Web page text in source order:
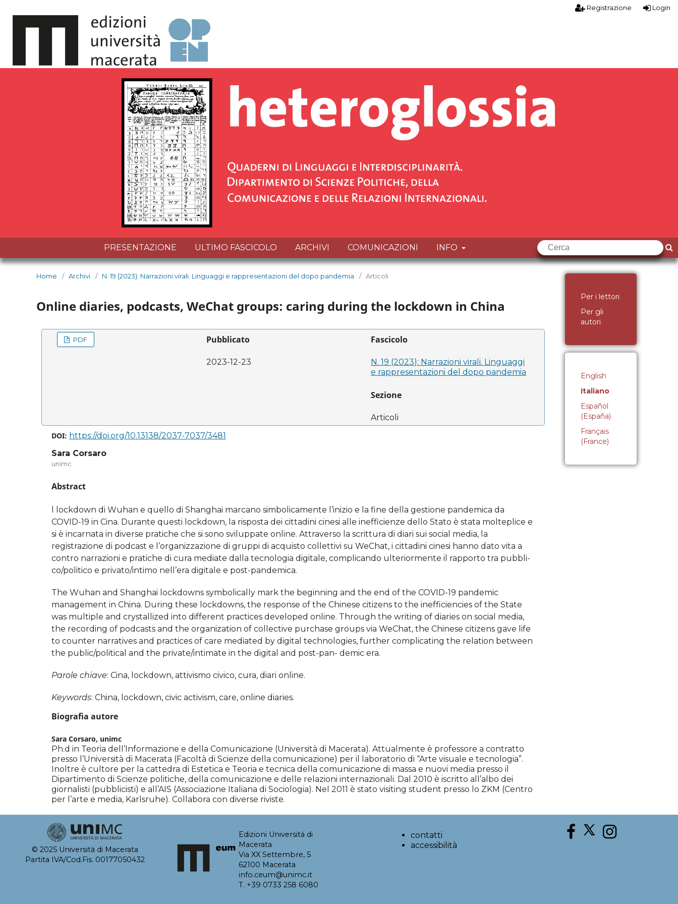
PRESENTAZIONE ULTIMO FASCICOLO ARCHIVI COMUNICAZIONI INFO
Registrazione Login
Home / Archivi / N. 19 (2023): Narrazioni virali. Linguaggi e rappresentazioni del dopo pandemia / Articoli
Online diaries, podcasts, WeChat groups: caring during the lockdown in China
PDF Pubblicato
2023-12-23
Fascicolo
N. 19 (2023): Narrazioni virali. Linguaggi
e rappresentazioni del dopo pandemia
Sezione
Articoli
DOI: https://doi.org/10.13138/2037-7037/3481
Sara Corsaro
unimc
Abstract
l lockdown di Wuhan e quello di Shanghai marcano simbolicamente l’inizio e la fine della gestione pandemica da
COVID-19 in Cina. Durante questi lockdown, la risposta dei cittadini cinesi alle inefficienze dello Stato è stata molteplice e
si è incarnata in diverse pratiche che si sono sviluppate online. Attraverso la scrittura di diari sui social media, la
registrazione di podcast e l’organizzazione di gruppi di acquisto collettivi su WeChat, i cittadini cinesi hanno dato vita a
contro narrazioni e pratiche di cura mediate dalla tecnologia digitale, complicando ulteriormente il rapporto tra pubbli-
co/politico e privato/intimo nell’era digitale e post-pandemica.
The Wuhan and Shanghai lockdowns symbolically mark the beginning and the end of the COVID-19 pandemic
management in China. During these lockdowns, the response of the Chinese citizens to the inefficiencies of the State
was multiple and crystallized into different practices developed online. Through the writing of diaries on social media,
the recording of podcasts and the organization of collective purchase groups via WeChat, the Chinese citizens gave life
to counter narratives and practices of care mediated by digital technologies, further complicating the relation between
the public/political and the private/intimate in the digital and post-pan- demic era.
Parole chiave: Cina, lockdown, attivismo civico, cura, diari online.
Keywords: China, lockdown, civic activism, care, online diaries.
Biografia autore
Sara Corsaro, unimc
Ph.d in Teoria dell’Informazione e della Comunicazione (Università di Macerata). Attualmente è professore a contratto
presso l’Università di Macerata (Facoltà di Scienze della comunicazione) per il laboratorio di “Arte visuale e tecnologia”.
Inoltre è cultore per la cattedra di Estetica e Teoria e tecnica della comunicazione di massa e nuovi media presso il
Dipartimento di Scienze politiche, della comunicazione e delle relazioni internazionali. Dal 2010 è iscritto all’albo dei
giornalisti (pubblicisti) e all’AIS (Associazione Italiana di Sociologia). Nel 2011 è stato visiting student presso lo ZKM (Centro
per l’arte e media, Karlsruhe). Collabora con diverse riviste.
Per i lettori
Per gli
autori
English
Italiano
Español
(España)
Français
(France)
© 2025 Università di Macerata
Partita IVA/Cod.Fis. 00177050432
Edizioni Università di
Macerata
Via XX Settembre, 5
62100 Macerata
info.ceum@unimc.it
T. +39 0733 258 6080
contatti
accessibilità